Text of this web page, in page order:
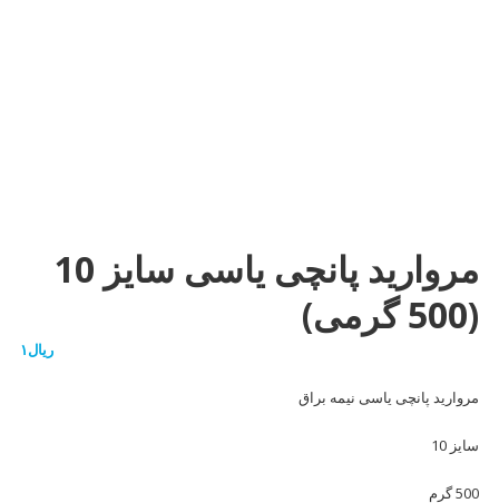
مروارید پانچی یاسی سایز 10
(500 گرمی)
ریال۱
مروارید پانچی یاسی نیمه براق
سایز 10
500 گرم